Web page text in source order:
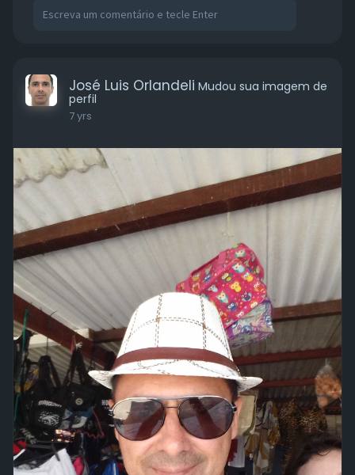
José Luis Orlandeli Mudou sua imagem de
perfil
7 yrs